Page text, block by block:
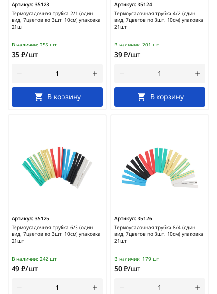
Артикул: 35123
Термоусадочная трубка 2/1 (один
вид, 7цветов по 3шт. 10см) упаковка
21ш
В наличии: 255 шт
35 ₽/шт
В корзину
Артикул: 35124
Термоусадочная трубка 4/2 (один
вид, 7цветов по 3шт. 10см) упаковка
21шт
В наличии: 201 шт
39 ₽/шт
В корзину
Артикул: 35125
Термоусадочная трубка 6/3 (один
вид, 7цветов по 3шт. 10см) упаковка
21шт
В наличии: 242 шт
49 ₽/шт
Артикул: 35126
Термоусадочная трубка 8/4 (один
вид, 7цветов по 3шт. 10см) упаковка
21шт
В наличии: 179 шт
50 ₽/шт